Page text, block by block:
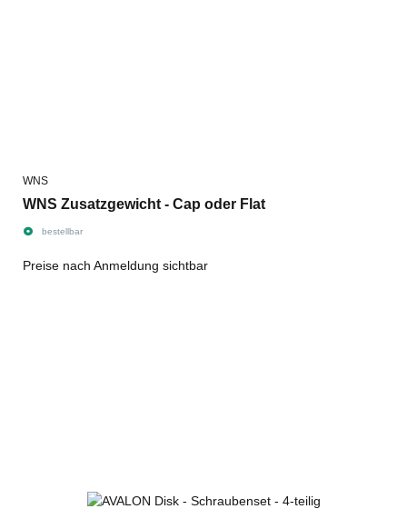
WNS
WNS Zusatzgewicht - Cap oder Flat
bestellbar
Preise nach Anmeldung sichtbar